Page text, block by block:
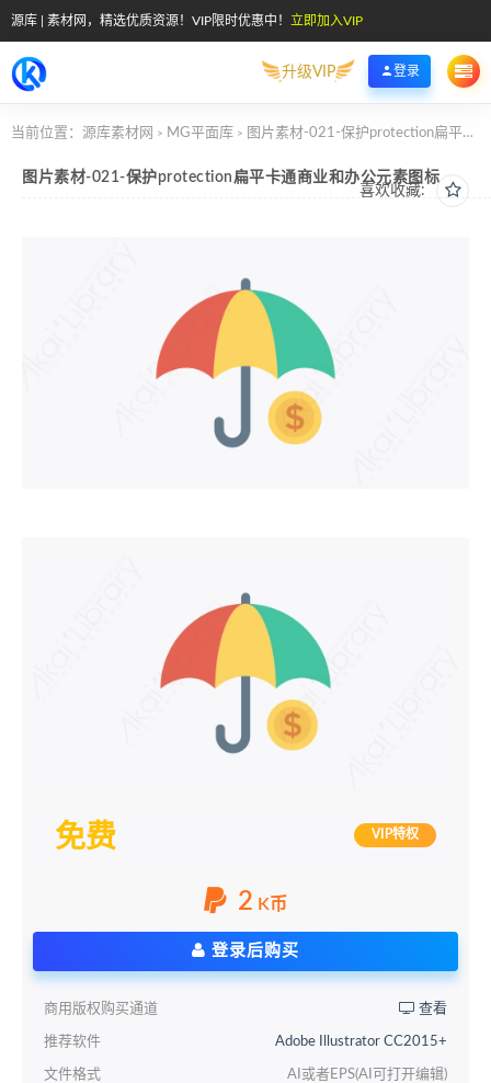
源库 | 素材网，精选优质资源！VIP限时优惠中！ 立即加入VIP
升级VIP 登录
当前位置： 源库素材网 > MG平面库 > 图片素材-021-保护protection扁平卡通商业和办公元素图标
喜欢收藏:
图片素材-021-保护protection扁平卡通商业和办公元素图标
免费 VIP特权
2 K币
登录后购买
商用版权购买通道 查看
推荐软件 Adobe Illustrator CC2015+
文件格式 AI或者EPS(AI可打开编辑)